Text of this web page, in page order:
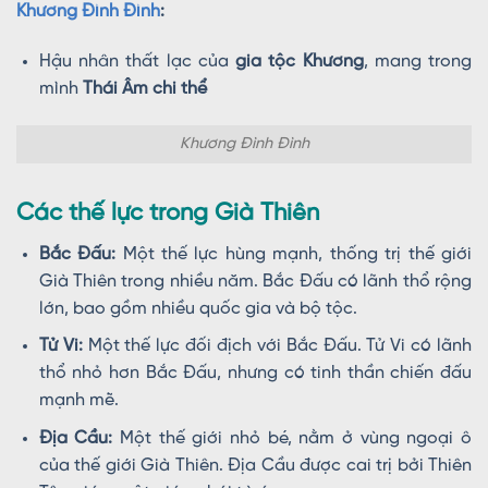
Khương Đình Đình:
Hậu nhân thất lạc củagia tộc Khương, mang trong
mình Thái Âm chi thể
Khương Đình Đình
Các thế lực trong Già Thiên
Bắc Đấu: Một thế lực hùng mạnh, thống trị thế giới
Già Thiên trong nhiều năm. Bắc Đấu có lãnh thổ rộng
lớn, bao gồm nhiều quốc gia và bộ tộc.
Tử Vi:Một thế lực đối địch với Bắc Đấu. Tử Vi có lãnh
thổ nhỏ hơn Bắc Đấu, nhưng có tinh thần chiến đấu
mạnh mẽ.
Địa Cầu: Một thế giới nhỏ bé, nằm ở vùng ngoại ô
của thế giới Già Thiên. Địa Cầu được cai trị bởi Thiên